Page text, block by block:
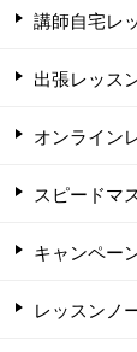
講師自宅レ
出張レッス
オンライン
スピードマ
キャンペー
レッスンノ